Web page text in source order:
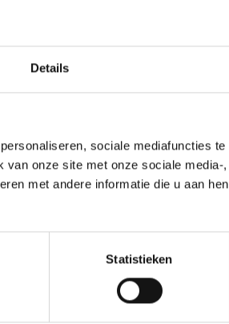
Details
sociale mediafuncties
onze site met onze sociale media-
met andere informatie die u aan
Statistieken
modern interieur. Of je nu voor
wat klassieker, deze door
Door het contrast met de strakke
keuze is reuze!